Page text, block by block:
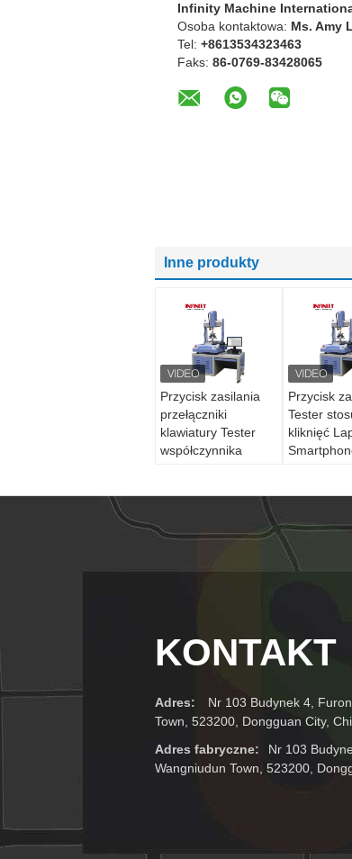
Infinity Machine
Osoba kontaktowa: Ms. Amy
Tel: +8613534323463
Faks: 86-0769-83428065
Inne produkty
Przycisk zasilania
przełączniki
klawiatury Tester
współczynnika
Przycisk
Tester
kliknięć
KONTAKT
Adres:
Nr 103 Budynek 4,
Town, 523200, Dongguan City,
Adres fabryczne:
Nr 103
Wangniudun Town, 523200,